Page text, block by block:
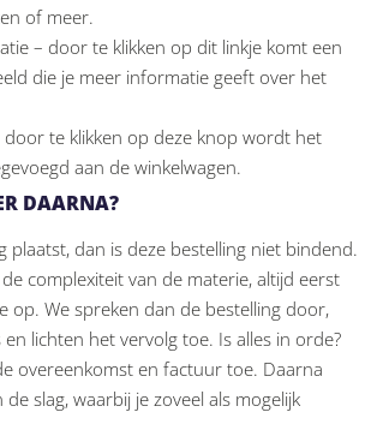
of meer.
– door te klikken op dit linkje komt een
die je meer informatie geeft over het
door te klikken op deze knop wordt het
aan de winkelwagen.
DAARNA?
plaatst, dan is deze bestelling niet bindend.
complexiteit van de materie, altijd eerst
op. We spreken dan de bestelling door,
lichten het vervolg toe. Is alles in orde?
overeenkomst en factuur toe. Daarna
slag, waarbij je zoveel als mogelijk